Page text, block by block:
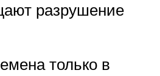
разрушение
только в